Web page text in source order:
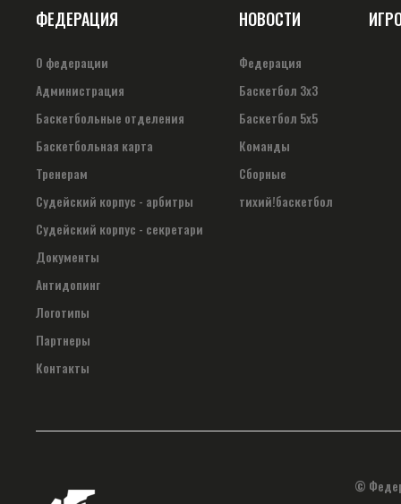
ФЕДЕРАЦИЯ
О федерации
Администрация
Баскетбольные отделения
Баскетбольная карта
Тренерам
Судейский корпус - арбитры
Судейский корпус - секретари
Документы
Антидопинг
Логотипы
Партнеры
Контакты
НОВОСТИ
Федерация
Баскетбол 3х3
Баскетбол 5х5
Команды
Сборные
тихий!баскетбол
©